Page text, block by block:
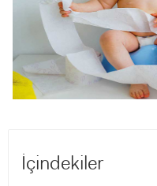
İçindekiler